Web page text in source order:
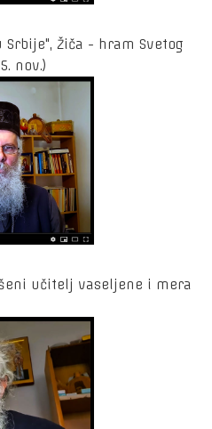
Žiča - hram Svetog
nov.)
učitelj vaseljene i mera